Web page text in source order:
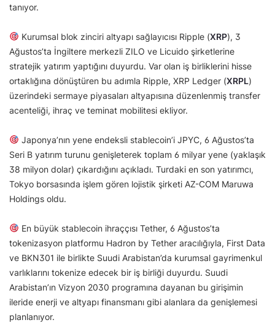
tanıyor.
Kurumsal blok zinciri altyapı sağlayıcısı Ripple (XRP), 3
Ağustos’ta İngiltere merkezli ZILO ve Licuido şirketlerine
stratejik yatırım yaptığını duyurdu. Var olan iş birliklerini hisse
ortaklığına dönüştüren bu adımla Ripple, XRP Ledger (XRPL)
üzerindeki sermaye piyasaları altyapısına düzenlenmiş transfer
acenteliği, ihraç ve teminat mobilitesi ekliyor.
Japonya’nın yene endeksli stablecoin’i JPYC, 6 Ağustos’ta
Seri B yatırım turunu genişleterek toplam 6 milyar yene (yaklaşık
38 milyon dolar) çıkardığını açıkladı. Turdaki en son yatırımcı,
Tokyo borsasında işlem gören lojistik şirketi AZ-COM Maruwa
Holdings oldu.
En büyük stablecoin ihraççısı Tether, 6 Ağustos’ta
tokenizasyon platformu Hadron by Tether aracılığıyla, First Data
ve BKN301 ile birlikte Suudi Arabistan’da kurumsal gayrimenkul
varlıklarını tokenize edecek bir iş birliği duyurdu. Suudi
Arabistan’ın Vizyon 2030 programına dayanan bu girişimin
ileride enerji ve altyapı finansmanı gibi alanlara da genişlemesi
planlanıyor.